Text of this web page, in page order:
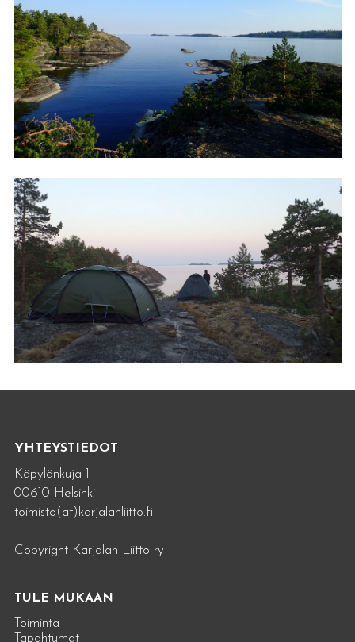
YHTEYSTIEDOT
Käpylänkuja 1
00610 Helsinki
toimisto(at)karjalanliitto.fi
Copyright Karjalan Liitto ry
TULE MUKAAN
Toiminta
Tapahtumat